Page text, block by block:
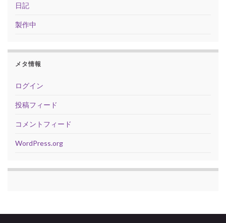
日記
製作中
メタ情報
ログイン
投稿フィード
コメントフィード
WordPress.org